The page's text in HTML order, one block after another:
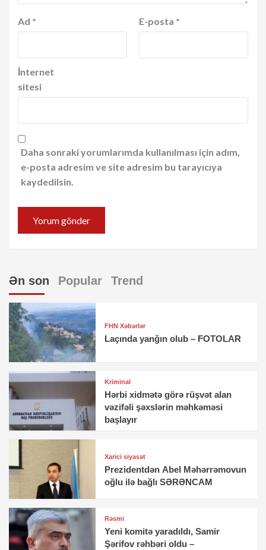
Ad * E-posta *
İnternet
sitesi
Daha sonraki yorumlarımda kullanılması için adım,
e-posta adresim ve site adresim bu tarayıcıya
kaydedilsin.
Ən son Popular Trend
FHN Xəbərlər
Laçında yanğın olub – FOTOLAR
Kriminal
Hərbi xidmətə görə rüşvət alan
vəzifəli şəxslərin məhkəməsi
başlayır
Xarici siyasət
Prezidentdən Abel Məhərrəmovun
oğlu ilə bağlı SƏRƏNCAM
Rəsmi
Yeni komitə yaradıldı, Samir
Şərifov rəhbəri oldu –